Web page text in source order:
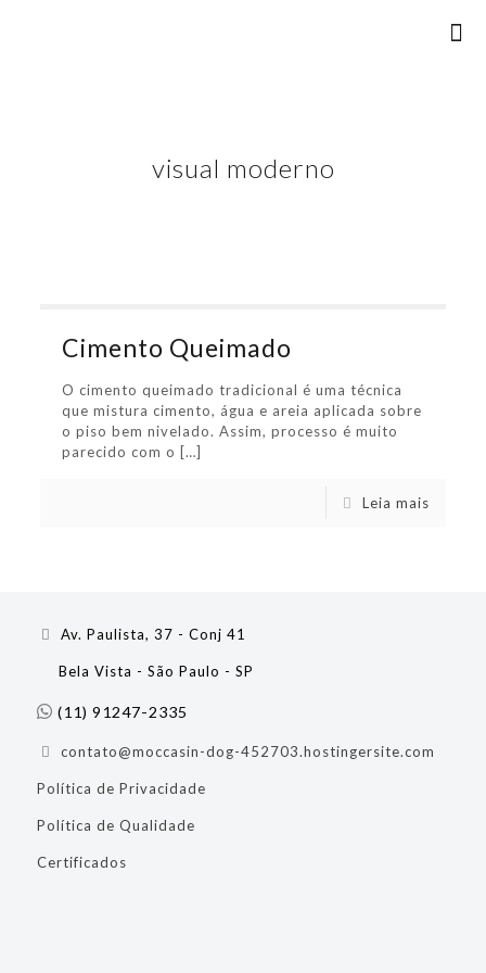
visual moderno
Cimento Queimado
O cimento queimado tradicional é uma técnica
que mistura cimento, água e areia aplicada sobre
o piso bem nivelado. Assim, processo é muito
parecido com o […]
Leia mais
Av. Paulista, 37 - Conj 41
Bela Vista - São Paulo - SP
(11) 91247-2335
contato@moccasin-dog-452703.hostingersite.com
Política de Privacidade
Política de Qualidade
Certificados